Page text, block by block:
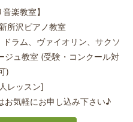
音楽教室】
所沢ピアノ教室
ラム、ヴァイオリン、サクソ
ジュ教室 (受験・コンクール対
)
レッスン]
お気軽にお申し込み下さい♪